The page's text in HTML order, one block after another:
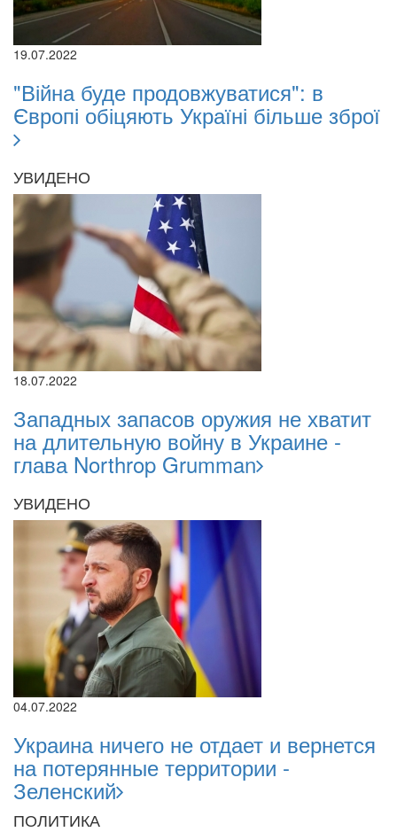
19.07.2022
"Війна буде продовжуватися": в
Європі обіцяють Україні більше зброї
УВИДЕНО
18.07.2022
Западных запасов оружия не хватит
на длительную войну в Украине -
глава Northrop Grumman
УВИДЕНО
04.07.2022
Украина ничего не отдает и вернется
на потерянные территории -
Зеленский
ПОЛИТИКА